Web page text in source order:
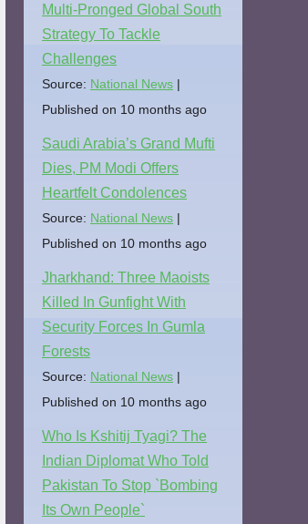
Multi-Pronged Global South
Strategy To Tackle
Challenges
Source: National News
Published on 10 months ago
Saudi Arabia’s Grand Mufti
Dies, PM Modi Offers
Heartfelt Condolences
Source: National News
Published on 10 months ago
Jharkhand: Three Maoists
Killed In Gunfight With
Security Forces In Gumla
Forests
Source: National News
Published on 10 months ago
Who Is Kshitij Tyagi? The
Indian Diplomat Who Told
Pakistan To Stop `Bombing
Its Own People`